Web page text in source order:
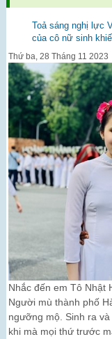
Toả sáng nghị lực
của cô nữ sinh
Thứ ba, 28 Tháng 11 2023
Nhắc đến em Tô Nhật
Người mù thành phố
ngưỡng mộ. Sinh ra
khi mà mọi thứ trước